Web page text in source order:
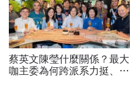
蔡英文陳瑩什麼關係？最大
咖主委為何跨派系力挺、連